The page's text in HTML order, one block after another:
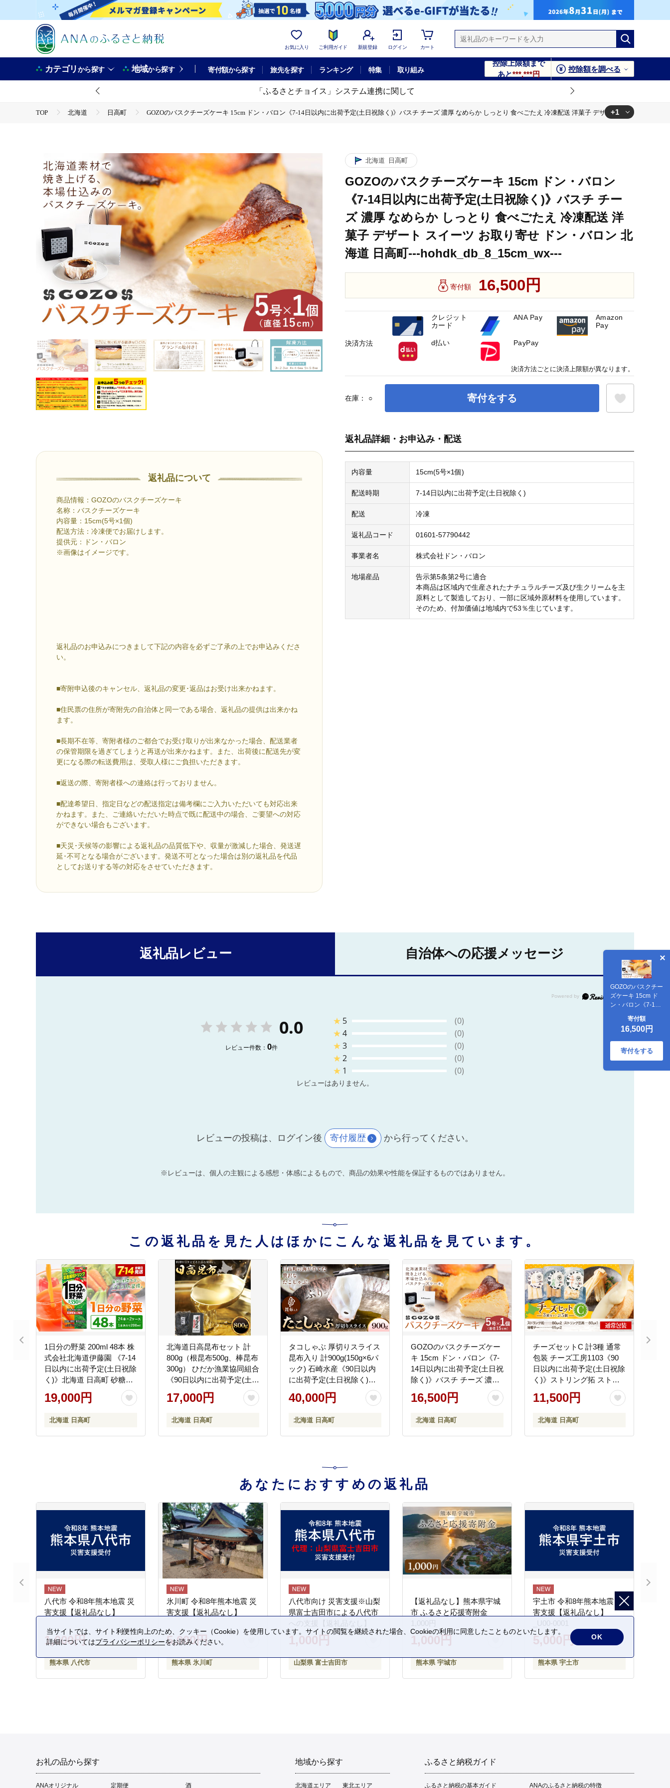
お気に入り ご利用ガイド 新規登録 ログイン カート
カテゴリから探す 地域から探す 寄付額から探す 旅先を探す ランキング 特集 取り組み
控除上限額まで
あと***,***円
控除額を調べる
「ふるさとチョイス」システム連携に関して
TOP 北海道 日高町
GOZOのバスクチーズケーキ 15cm ドン・バロン《7-14日以内に出荷予定(土日祝除く)》バスチ チーズ 濃厚 なめらか しっとり 食べごたえ 冷凍配送 洋菓子 デザート スイーツ お取
+1
返礼品について
商品情報：GOZOのバスクチーズケーキ
名称：バスクチーズケーキ
内容量：15cm(5号×1個)
配送方法：冷凍便でお届けします。
提供元：ドン・バロン
※画像はイメージです。
返礼品のお申込みにつきまして下記の内容を必ずご了承の上でお申込みくださ
い。
■寄附申込後のキャンセル、返礼品の変更･返品はお受け出来かねます。
■住民票の住所が寄附先の自治体と同一である場合、返礼品の提供は出来かね
ます。
■長期不在等、寄附者様のご都合でお受け取りが出来なかった場合、配送業者
の保管期限を過ぎてしまうと再送が出来かねます。また、出荷後に配送先が変
更になる際の転送費用は、受取人様にご負担いただきます。
■返送の際、寄附者様への連絡は行っておりません。
■配達希望日、指定日などの配送指定は備考欄にご入力いただいても対応出来
かねます。また、ご連絡いただいた時点で既に配送中の場合、ご要望への対応
ができない場合もございます。
■天災･天候等の影響による返礼品の品質低下や、収量が激減した場合、発送遅
延･不可となる場合がございます。発送不可となった場合は別の返礼品を代品
としてお送りする等の対応をさせていただきます。
北海道 日高町
GOZOのバスクチーズケーキ 15cm ドン・バロン
《7-14日以内に出荷予定(土日祝除く)》バスチ チー
ズ 濃厚 なめらか しっとり 食べごたえ 冷凍配送 洋
菓子 デザート スイーツ お取り寄せ ドン・バロン 北
海道 日高町---hohdk_db_8_15cm_wx---
寄付額 16,500円
在庫： ○ 寄付をする
GOZOのバスクチー
ズケーキ 15cm ド
ン・バロン《7-14
(土日祝除く)》バス
チ チーズ 濃厚 なめ
らか しっとり 食べ
ごたえ 冷凍配送 洋
菓子 デザート スイ
寄付額
16,500円
寄付をする
返礼品詳細・お申込み・配送
内容量 15cm(5号×1個)
配送時期 7-14日以内に出荷予定(土日祝除く)
配送 冷凍
返礼品コード 01601-57790442
事業者名 株式会社ドン・バロン
地場産品
告示第5条第2号に適合
本商品は区域内で生産されたナチュラルチーズ及び生クリームを主
原料として製造しており、一部に区域外原材料を使用しています。
そのため、付加価値は地域内で53％生じています。
決済方法
クレジット
カード
ANA Pay
Amazon
Pay
d払い PayPay
決済方法ごとに決済上限額が異なります。
返礼品レビュー 自治体への応援メッセージ
0.0
レビュー件数： 0件
★ 5
(0)
★4
(0)
★3
(0)
★2
(0)
★ 1 (0)
レビューはありません。
レビューの投稿は、ログイン後 寄付履歴 から行ってください。
※レビューは、個人の主観による感想・体感によるもので、商品の効果や性能を保証するものではありません。
この返礼品を見た人はほかにこんな返礼品を見ています。
1日分の野菜 200ml 48本 株
式会社北海道伊藤園 《7-14
日以内に出荷予定(土日祝除
く)》北海道 日高町 砂糖不
使用 食塩不使用 栄養補給
ドリンク 管理栄養士推奨
ュース 栄養バランス ドリ
ンク 飲料---
19,000円
北海道 日高町
北海道日高昆布セット 計
800g（根昆布500g、棒昆布
300g） ひだか漁業協同組合
《90日以内に出荷予定(土日
祝除く)》北海道産 日高 日
高昆布 こんぶ コンブ 出汁
17,000円
北海道 日高町
タコしゃぶ 厚切りスライス
昆布入り 計900g(150g×6パ
ック) 石崎水産《90日以内
に出荷予定(土日祝除く)》
蛸 スライス たこしゃぶ お
刺身 だし つまみ 弾力 だし
送不可地域：離島】---
hohdk_izs_7_6p---
40,000円
北海道 日高町
GOZOのバスクチーズケー
キ 15cm ドン・バロン《7-
14日以内に出荷予定(土日祝
除く)》バスチ チーズ 濃厚
なめらか しっとり 食べご
たえ 冷凍配送 洋菓子 デザ
ドン・バロン 北海道 日高
町---
16,500円
北海道 日高町
チーズセットC 計3種 通常
包装 チーズ工房1103《90
日以内に出荷予定(土日祝除
く)》ストリング拓 ストリ
ング日高 味噌チー チーズ
チーズセット 乳製品 送料
日高町 加工食品---
hohdk_ck_3_3set---
11,500円
北海道 日高町
あなたにおすすめの返礼品
八代市 令和8年熊本地震 災
害支援【返礼品なし】
1,000円
熊本県 八代市
氷川町 令和8年熊本地震 災
害支援【返礼品なし】
5,000円
熊本県 氷川町
八代市向け 災害支援※山梨
県富士吉田市による八代市
への支援【返礼品なし】
1,000円
山梨県 富士吉田市
【返礼品なし】熊本県宇城
市 ふるさと応援寄附金
1,000円
1,000円
熊本県 宇城市
宇土市 令和8年熊本地震 災
害支援【返礼品なし】
_U00-0001
5,000円
熊本県 宇土市
お礼の品から探す
ANAオリジナル 定期便 酒
地域から探す
北海道エリア 東北エリア
ふるさと納税ガイド
ふるさと納税の基本ガイド ANAのふるさと納税の特徴
当サイトでは、サイト利便性向上のため、クッキー（Cookie）を使用しています。サイトの閲覧を継続された場合、Cookieの利用に同意したことものといたします。
詳細についてはプライバシーポリシーをお読みください。
OK